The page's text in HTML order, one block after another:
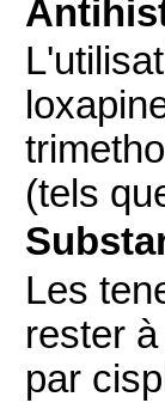
(tels
Les
rester
par